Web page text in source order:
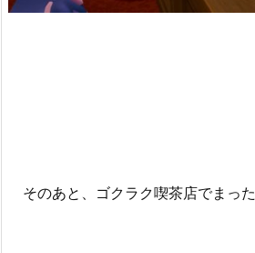
そのあと、ゴクラク喫茶店でまった